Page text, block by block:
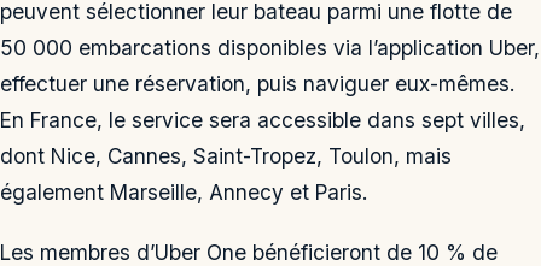
peuvent sélectionner leur bateau parmi une flotte de
50 000 embarcations disponibles via l’application Uber,
effectuer une réservation, puis naviguer eux-mêmes.
En France, le service sera accessible dans sept villes,
dont Nice, Cannes, Saint-Tropez, Toulon, mais
également Marseille, Annecy et Paris.
Les membres d’Uber One bénéficieront de 10 % de